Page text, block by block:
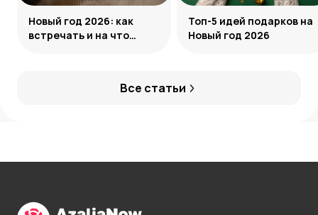
Все статьи
Новый год 2026: как
встречать и на что
Топ-5 идей подарков на
Новый год 2026